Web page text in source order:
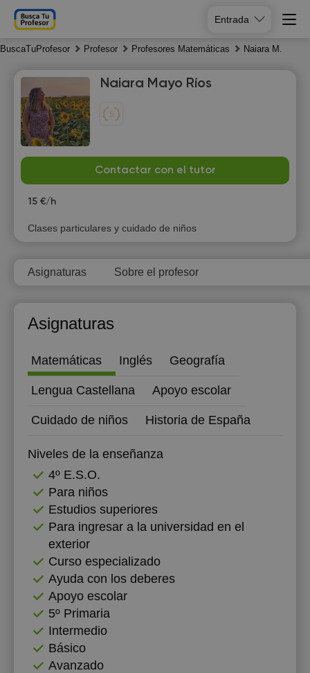
Entrada
BuscaTuProfesor Profesor Profesores Matemáticas Naiara M.
Naiara Mayo Ríos
Contactar con el tutor
15 €/h
Clases particulares y cuidado de niños
Asignaturas Sobre el profesor
Asignaturas
Matemáticas Inglés Geografía
Lengua Castellana Apoyo escolar
Cuidado de niños Historia de España
Niveles de la enseñanza
4º E.S.O.
Para niños
Estudios superiores
Para ingresar a la universidad en el
exterior
Curso especializado
Ayuda con los deberes
Apoyo escolar
5º Primaria
Intermedio
Básico
Avanzado
8
Su
9
Mo
10
11
19:30
20:30
10:00
11:00
12:00
12:30
14:30
15:00
15:30
16:30
17:00
17:30